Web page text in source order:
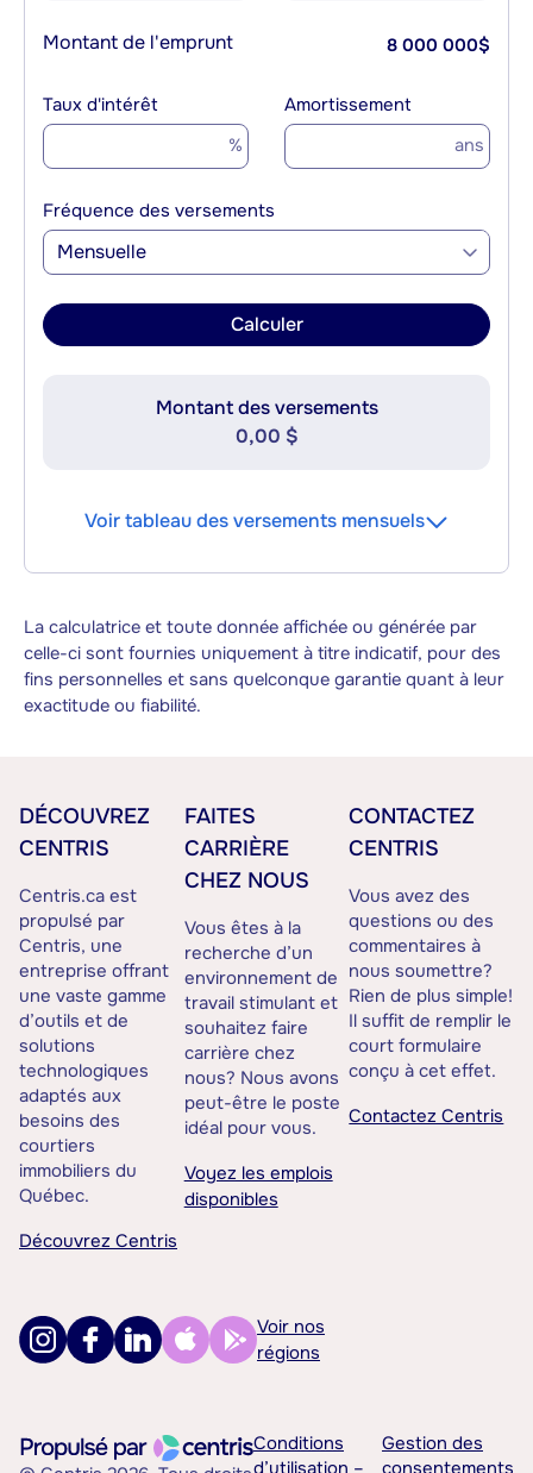
Montant de l'emprunt 8 000 000$
Taux d'intérêt
%
Amortissement
ans
Fréquence des versements
Mensuelle
Calculer
Montant des versements
0,00 $
Voir tableau des versements mensuels
La calculatrice et toute donnée affichée ou générée par
celle-ci sont fournies uniquement à titre indicatif, pour des
fins personnelles et sans quelconque garantie quant à leur
exactitude ou fiabilité.
DÉCOUVREZ
CENTRIS
Centris.ca est
propulsé par
Centris, une
entreprise offrant
une vaste gamme
d’outils et de
solutions
technologiques
adaptés aux
besoins des
courtiers
immobiliers du
Québec.
Découvrez Centris
FAITES
CARRIÈRE
CHEZ NOUS
Vous êtes à la
recherche d’un
environnement de
travail stimulant et
souhaitez faire
carrière chez
nous? Nous avons
peut-être le poste
idéal pour vous.
Voyez les emplois
disponibles
CONTACTEZ
CENTRIS
Vous avez des
questions ou des
commentaires à
nous soumettre?
Rien de plus simple!
Il suffit de remplir le
court formulaire
conçu à cet effet.
Contactez Centris
Voir nos
régions
Conditions
Gestion des